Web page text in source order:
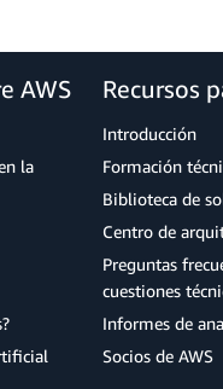
AWS
la
Recursos
Introducción
Formación
Biblioteca de
Centro de
Preguntas
cuestiones
Informes de
Socios de AWS